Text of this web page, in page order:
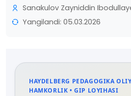
Sanakulov Zayniddin
Yangilandi: 05.03.2026
HAYDELBERG PEDAGOGIKA
HAMKORLIK • GIP LOYIHASI